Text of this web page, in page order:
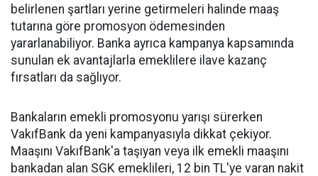
belirlenen şartları yerine getirmeleri halinde maaş
tutarına göre promosyon ödemesinden
yararlanabiliyor. Banka ayrıca kampanya kapsamında
sunulan ek avantajlarla emeklilere ilave kazanç
fırsatları da sağlıyor.
Bankaların emekli promosyonu yarışı sürerken
VakıfBank da yeni kampanyasıyla dikkat çekiyor.
Maaşını VakıfBank'a taşıyan veya ilk emekli maaşını
bankadan alan SGK emeklileri, 12 bin TL'ye varan nakit